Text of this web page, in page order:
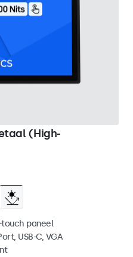
(High-
touch paneel
USB-C, VGA